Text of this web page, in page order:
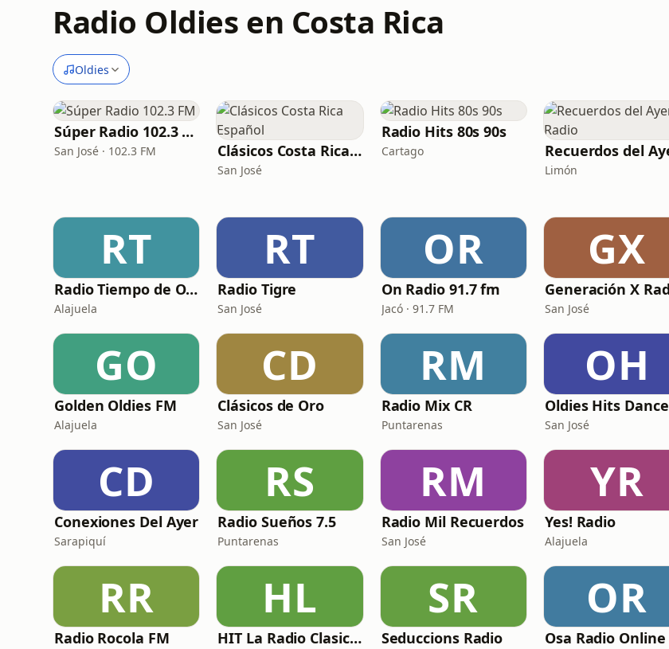
Radio Oldies en Costa Rica
Oldies
Súper Radio 102.3 FM
San José · 102.3 FM Clásicos Costa Rica Español
San José
Radio Hits 80s 90s
Cartago
Limón
RT
Radio Tiempo de Oro
Alajuela
RT
Radio Tigre
San José
OR
On Radio 91.7 fm
Jacó · 91.7 FM
GX
San José
GO
Golden Oldies FM
Alajuela
CD
Clásicos de Oro
San José
RM
Radio Mix CR
Puntarenas
OH
Oldies Hits Dance
San José
CD
Conexiones Del Ayer
Sarapiquí
RS
Radio Sueños 7.5
Puntarenas
RM
Radio Mil Recuerdos
San José
YR
Yes! Radio
Alajuela
RR
Radio Rocola FM
HL
HIT La Radio Clasicos
SR
Seduccions Radio
OR
Osa Radio Online